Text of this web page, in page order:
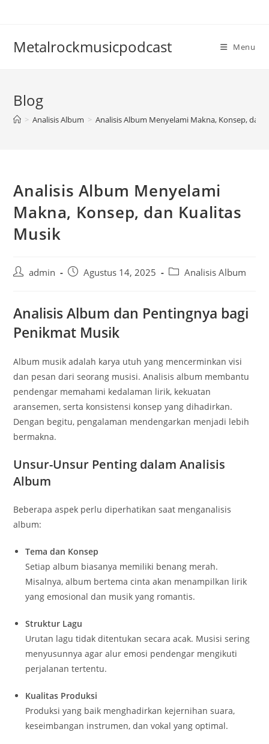
Metalrockmusicpodcast Menu
Blog
> Analisis Album > Analisis Album Menyelami Makna, Konsep, dan
Analisis Album Menyelami
Makna, Konsep, dan Kualitas
Musik
Postadmin
PostAgustus 14, 2025
PostAnalisis Album
Analisis Album dan Pentingnya bagi
Penikmat Musik
Album musik adalah karya utuh yang mencerminkan visi
dan pesan dari seorang musisi. Analisis album membantu
pendengar memahami kedalaman lirik, kekuatan
aransemen, serta konsistensi konsep yang dihadirkan.
Dengan begitu, pengalaman mendengarkan menjadi lebih
bermakna.
Unsur-Unsur Penting dalam Analisis
Album
Beberapa aspek perlu diperhatikan saat menganalisis
album:
Tema dan Konsep
Setiap album biasanya memiliki benang merah.
Misalnya, album bertema cinta akan menampilkan lirik
yang emosional dan musik yang romantis.
Struktur Lagu
Urutan lagu tidak ditentukan secara acak. Musisi sering
menyusunnya agar alur emosi pendengar mengikuti
perjalanan tertentu.
Kualitas Produksi
Produksi yang baik menghadirkan kejernihan suara,
keseimbangan instrumen, dan vokal yang optimal.